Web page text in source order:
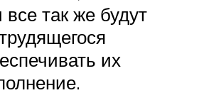
все так же будут
их